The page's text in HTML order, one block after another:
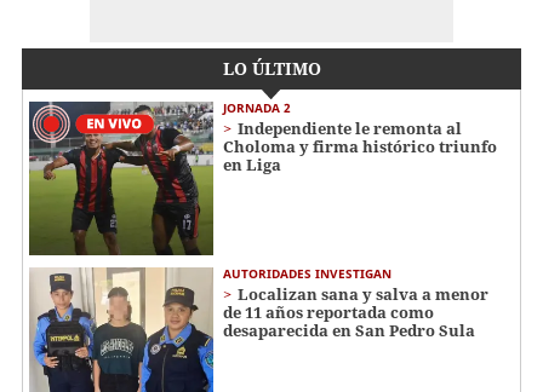
LO ÚLTIMO
JORNADA 2
Independiente le remonta al
Choloma y firma histórico triunfo
en Liga
AUTORIDADES INVESTIGAN
Localizan sana y salva a menor
de 11 años reportada como
desaparecida en San Pedro Sula